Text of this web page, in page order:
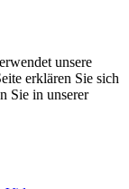
unsere
erklären Sie sich
Sie in unserer